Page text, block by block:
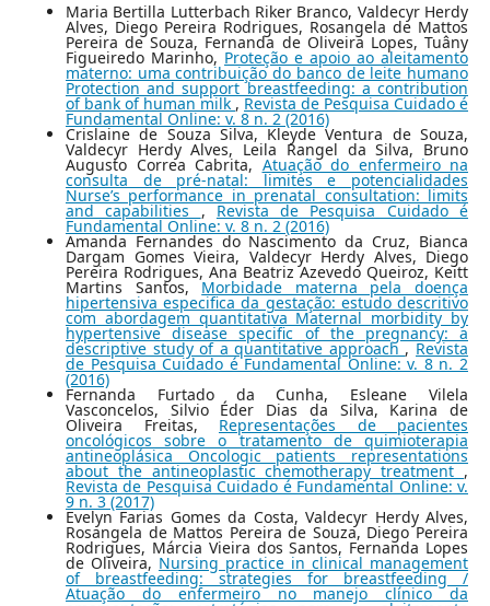
Maria Bertilla Lutterbach Riker Branco, Valdecyr Herdy
Alves, Diego Pereira Rodrigues, Rosangela de Mattos
Pereira de Souza, Fernanda de Oliveira Lopes, Tuâny
Figueiredo Marinho, Proteção e apoio ao aleitamento
materno: uma contribuição do banco de leite humano
Protection and support breastfeeding: a contribution
of bank of human milk , Revista de Pesquisa Cuidado é
Fundamental Online: v. 8 n. 2 (2016)
Crislaine de Souza Silva, Kleyde Ventura de Souza,
Valdecyr Herdy Alves, Leila Rangel da Silva, Bruno
Augusto Correa Cabrita, Atuação do enfermeiro na
consulta de pré-natal: limites e potencialidades
Nurse’s performance in prenatal consultation: limits
and capabilities , Revista de Pesquisa Cuidado é
Fundamental Online: v. 8 n. 2 (2016)
Amanda Fernandes do Nascimento da Cruz, Bianca
Dargam Gomes Vieira, Valdecyr Herdy Alves, Diego
Pereira Rodrigues, Ana Beatriz Azevedo Queiroz, Keitt
Martins Santos, Morbidade materna pela doença
hipertensiva especifica da gestação: estudo descritivo
com abordagem quantitativa Maternal morbidity by
hypertensive disease specific of the pregnancy: a
descriptive study of a quantitative approach , Revista
de Pesquisa Cuidado é Fundamental Online: v. 8 n. 2
(2016)
Fernanda Furtado da Cunha, Esleane Vilela
Vasconcelos, Silvio Éder Dias da Silva, Karina de
Oliveira Freitas, Representações de pacientes
oncológicos sobre o tratamento de quimioterapia
antineoplásica Oncologic patients representations
about the antineoplastic chemotherapy treatment ,
Revista de Pesquisa Cuidado é Fundamental Online: v.
9 n. 3 (2017)
Evelyn Farias Gomes da Costa, Valdecyr Herdy Alves,
Rosangela de Mattos Pereira de Souza, Diego Pereira
Rodrigues, Márcia Vieira dos Santos, Fernanda Lopes
de Oliveira, Nursing practice in clinical management
of breastfeeding: strategies for breastfeeding /
Atuação do enfermeiro no manejo clínico da